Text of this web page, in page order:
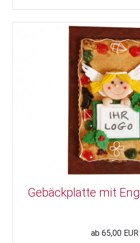
Gebäckplatte mit
ab 65,00 EUR